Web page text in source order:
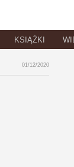
KSIĄŻKI
01/12/2020